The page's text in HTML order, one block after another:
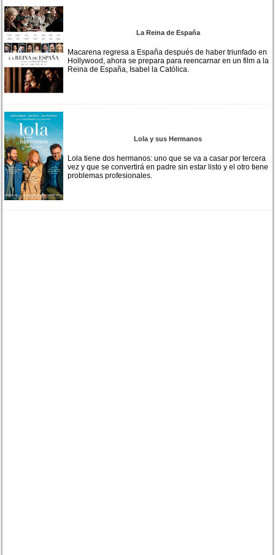
La Reina de España
Macarena regresa a España después de haber triunfado en
Hollywood, ahora se prepara para reencarnar en un film a la
Reina de España, Isabel la Católica.
Lola y sus Hermanos
Lola tiene dos hermanos: uno que se va a casar por tercera
vez y que se convertirá en padre sin estar listo y el otro tiene
problemas profesionales.